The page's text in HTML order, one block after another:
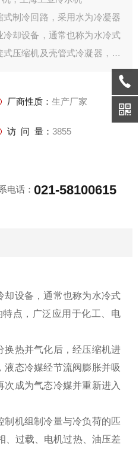
式制冷回路，采用水为冷凝器
却设备，通常也称为水冷式
压缩机及壳管式冷凝器，具
特点，广泛应用于化工、电
厂商性质： 生产厂家
访 问 量： 3855
电话： 021-58100615
却设备，通常也称为水冷式
点，广泛应用于化工、电
换热并气化后，经压缩机进
态冷媒经节流阀膨胀并吸
成为气态冷媒并重新进入
制机组制冷量与冷负荷的匹
、过载、电机过热、油压差